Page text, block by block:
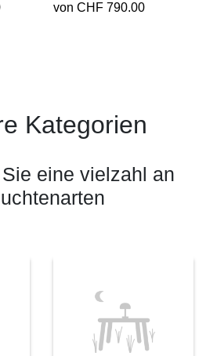
von CHF 790.00
Kategorien
eine vielzahl an